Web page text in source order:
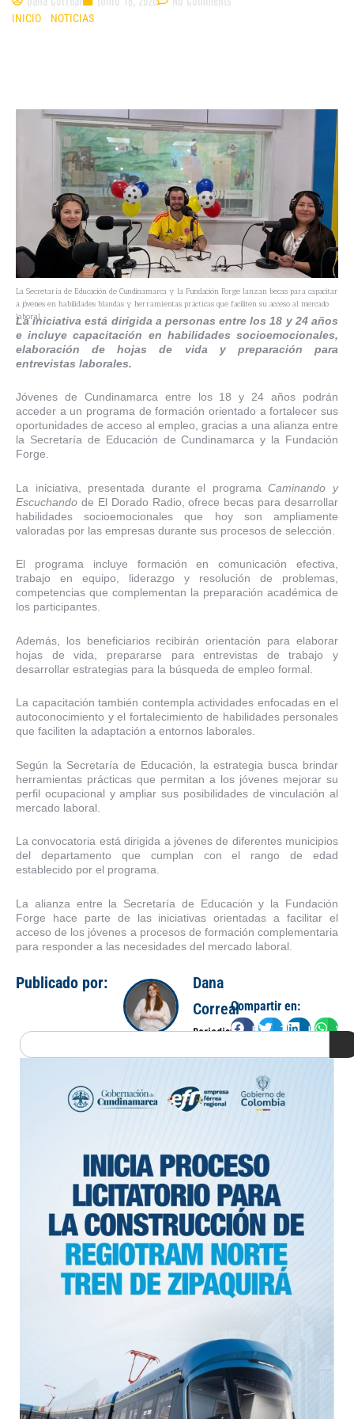
INICIO NOTICIAS
La Secretaría de Educación de Cundinamarca y la Fundación Forge lanzan becas para capacitar
a jóvenes en habilidades blandas y herramientas prácticas que faciliten su acceso al mercado
laboral.
La iniciativa está dirigida a personas entre los 18 y 24 años
e incluye capacitación en habilidades socioemocionales,
elaboración de hojas de vida y preparación para
entrevistas laborales.
Jóvenes de Cundinamarca entre los 18 y 24 años podrán
acceder a un programa de formación orientado a fortalecer sus
oportunidades de acceso al empleo, gracias a una alianza entre
la Secretaría de Educación de Cundinamarca y la Fundación
Forge.
La iniciativa, presentada durante el programa Caminando y
Escuchando de El Dorado Radio, ofrece becas para desarrollar
habilidades socioemocionales que hoy son ampliamente
valoradas por las empresas durante sus procesos de selección.
El programa incluye formación en comunicación efectiva,
trabajo en equipo, liderazgo y resolución de problemas,
competencias que complementan la preparación académica de
los participantes.
Además, los beneficiarios recibirán orientación para elaborar
hojas de vida, prepararse para entrevistas de trabajo y
desarrollar estrategias para la búsqueda de empleo formal.
La capacitación también contempla actividades enfocadas en el
autoconocimiento y el fortalecimiento de habilidades personales
que faciliten la adaptación a entornos laborales.
Según la Secretaría de Educación, la estrategia busca brindar
herramientas prácticas que permitan a los jóvenes mejorar su
perfil ocupacional y ampliar sus posibilidades de vinculación al
mercado laboral.
La convocatoria está dirigida a jóvenes de diferentes municipios
del departamento que cumplan con el rango de edad
establecido por el programa.
La alianza entre la Secretaría de Educación y la Fundación
Forge hace parte de las iniciativas orientadas a facilitar el
acceso de los jóvenes a procesos de formación complementaria
para responder a las necesidades del mercado laboral.
Publicado por:
Dana
Correal
Periodista
Compartir en:
FacebookTwitterLinkedIn
Search